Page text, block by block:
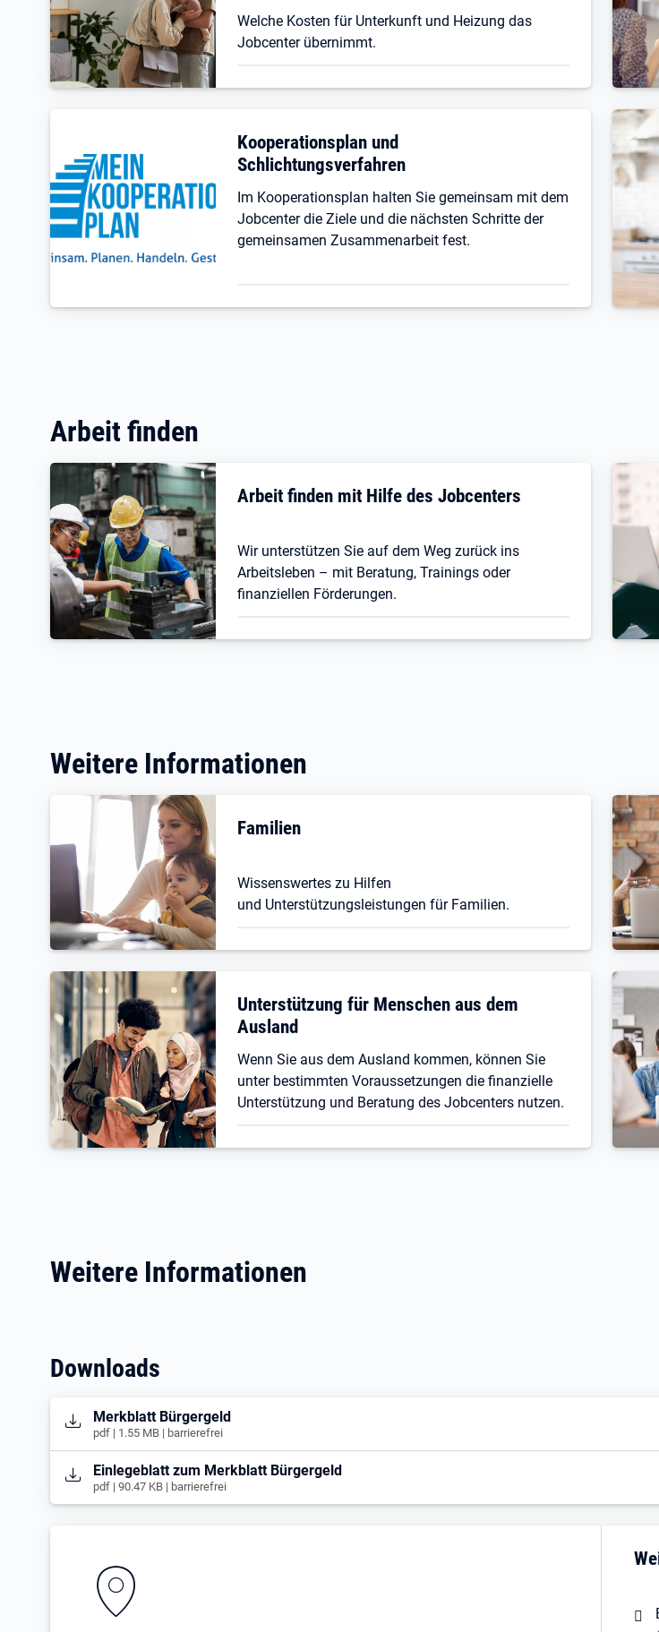
Welche Kosten für Unterkunft und Heizung das
Jobcenter übernimmt.
Kooperationsplan und
Schlichtungsverfahren
Im Kooperationsplan halten Sie gemeinsam mit dem
Jobcenter die Ziele und die nächsten Schritte der
gemeinsamen Zusammenarbeit fest.
Arbeit finden
Arbeit finden mit Hilfe des Jobcenters
Wir unterstützen Sie auf dem Weg zurück ins
Arbeitsleben – mit Beratung, Trainings oder
finanziellen Förderungen.
Weitere Informationen
Familien
Wissenswertes zu Hilfen
und Unterstützungsleistungen für Familien.
Unterstützung für Menschen aus dem
Ausland
Wenn Sie aus dem Ausland kommen, können Sie
unter bestimmten Voraussetzungen die finanzielle
Unterstützung und Beratung des Jobcenters nutzen.
Weitere Informationen
Downloads
Öffnet in neuem Tab
Merkblatt Bürgergeld
pdf | 1.55 MB | barrierefrei
Öffnet in neuem Tab
Einlegeblatt zum Merkblatt Bürgergeld
pdf | 90.47 KB | barrierefrei